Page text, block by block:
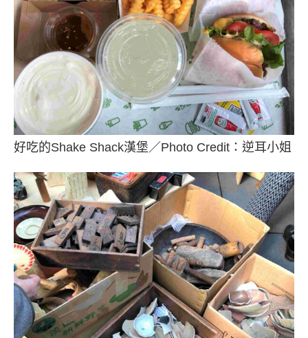
好吃的Shake Shack漢堡／Photo Credit：逆耳小姐